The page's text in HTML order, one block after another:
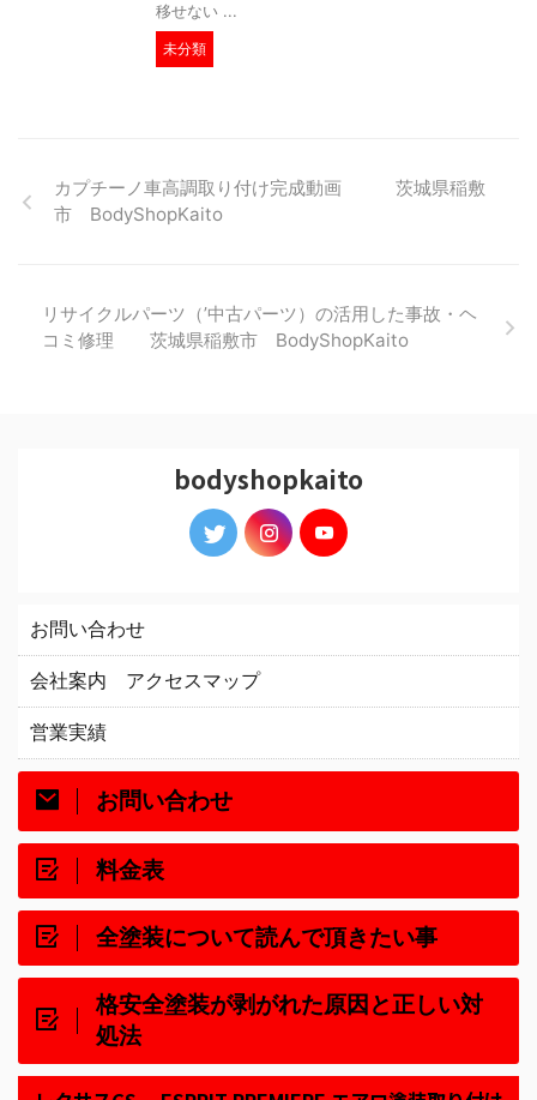
移せない ...
未分類
カプチーノ車高調取り付け完成動画 茨城県稲敷
市 BodyShopKaito
リサイクルパーツ（’中古パーツ）の活用した事故・ヘ
コミ修理 茨城県稲敷市 BodyShopKaito
bodyshopkaito
お問い合わせ
会社案内 アクセスマップ
営業実績
お問い合わせ
料金表
全塗装について読んで頂きたい事
格安全塗装が剥がれた原因と正しい対
処法